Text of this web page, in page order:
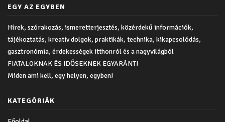
EGY AZ EGYBEN
Hírek, szórakozás, ismeretterjesztés, közérdekű információk,
tájékoztatás, kreatív dolgok, praktikák, technika, kikapcsolódás,
gasztronómia, érdekességek itthonról és a nagyvilágból
FIATALOKNAK ÉS IDŐSEKNEK EGYARÁNT!
Miden ami kell, egy helyen, egyben!
KATEGÓRIÁK